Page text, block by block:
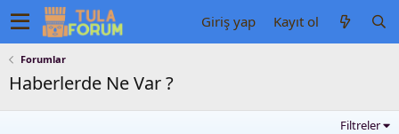
Giriş yap Kayıt ol
Forumlar
Haberlerde Ne Var ?
Filtreler